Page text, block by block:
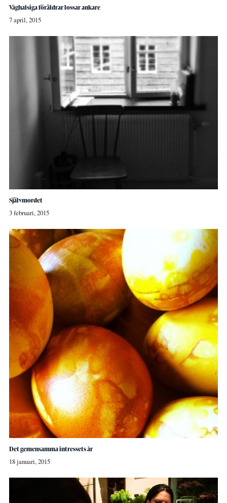
Våghalsiga föräldrar lossar ankare
7 april, 2015
Självmordet
3 februari, 2015
Det gemensamma intressets år
18 januari, 2015